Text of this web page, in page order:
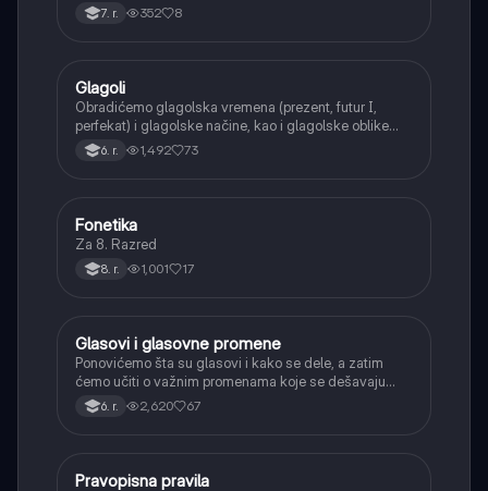
7. r. 352 8
Srpski jezik
Glagoli
Obradićemo glagolska vremena (prezent, futur I,
perfekat) i glagolske načine, kao i glagolske oblike
(infinitiv, glagolski pridevi i prilozi) i glagolski vid
(svršeni i nesvršeni).
6. r. 1,492 73
Srpski jezik
Fonetika
Za 8. Razred
8. r. 1,001 17
Srpski jezik
Glasovi i glasovne promene
Ponovićemo šta su glasovi i kako se dele, a zatim
ćemo učiti o važnim promenama koje se dešavaju
kada se glasovi nađu jedan pored drugog u rečima
(npr. jednačenje suglasnika po zvučnosti i mestu
6. r. 2,620 67
Srpski jezik
Pravopisna pravila